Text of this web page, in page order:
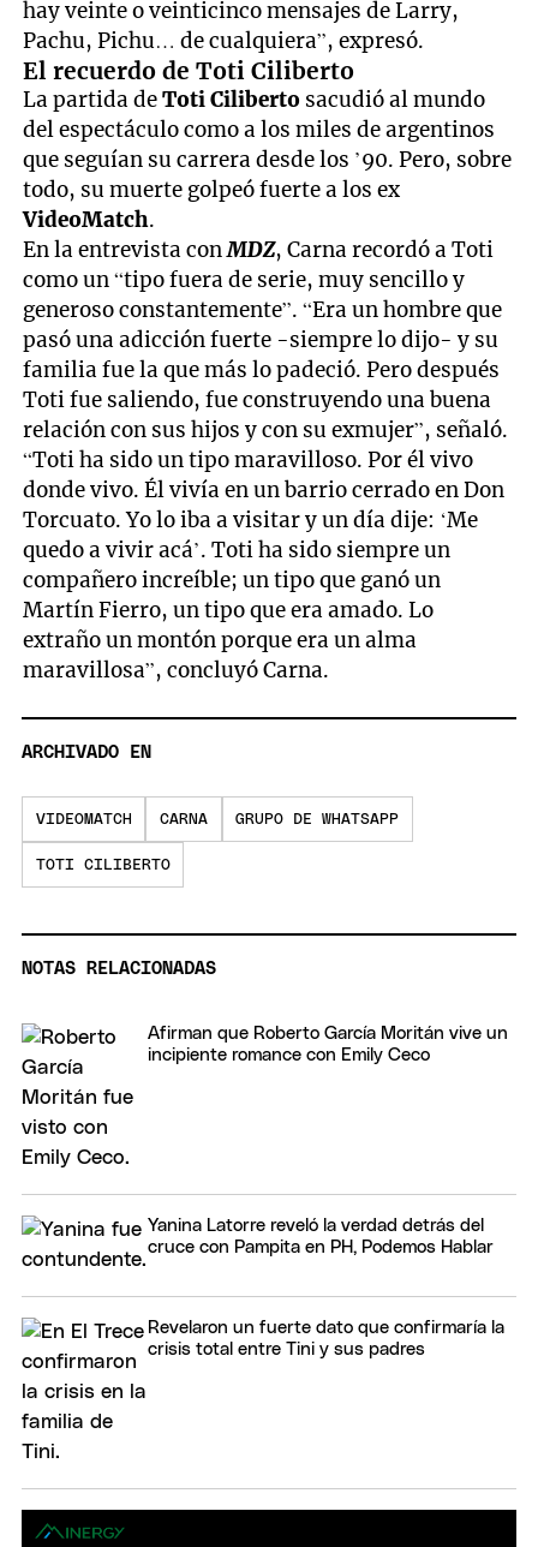
hay veinte o veinticinco mensajes de Larry,
Pachu, Pichu… de cualquiera”, expresó.
El recuerdo de Toti Ciliberto
La partida deToti Ciliberto sacudió al mundo
del espectáculo como a los miles de argentinos
que seguían su carrera desde los ’90. Pero, sobre
todo, su muerte golpeó fuerte a los ex
VideoMatch.
En la entrevista conMDZ, Carna recordó a Toti
como un “tipo fuera de serie, muy sencillo y
generoso constantemente”. “Era un hombre que
pasó una adicción fuerte -siempre lo dijo- y su
familia fue la que más lo padeció. Pero después
Toti fue saliendo, fue construyendo una buena
relación con sus hijos y con su exmujer”, señaló.
“Toti ha sido un tipo maravilloso. Por él vivo
donde vivo. Él vivía en un barrio cerrado en Don
Torcuato. Yo lo iba a visitar y un día dije: ‘Me
quedo a vivir acá’. Toti ha sido siempre un
compañero increíble; un tipo que ganó un
Martín Fierro, un tipo que era amado. Lo
extraño un montón porque era un alma
maravillosa”, concluyó Carna.
ARCHIVADO EN
VIDEOMATCH CARNA GRUPO DE WHATSAPP
TOTI CILIBERTO
NOTAS RELACIONADAS
Afirman que Roberto García Moritán vive un
incipiente romance con Emily Ceco
Yanina Latorre reveló la verdad detrás del
cruce con Pampita en PH, Podemos Hablar
Revelaron un fuerte dato que confirmaría la
crisis total entre Tini y sus padres